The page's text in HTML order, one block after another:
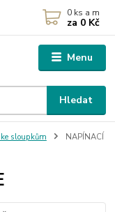
Menu
Hledat
0 ks a m
za 0 Kč
sloupkům
NAPÍNACÍ